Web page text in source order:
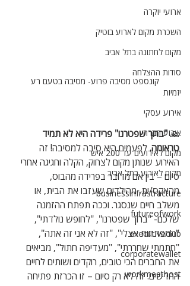
ארועי יוקרה
השכרת מקום לארוע בוטיק
מקום לחתונה בתל אביב
סודות ההצלחה
יזמיות
אירוע עסקי
אירוע חברה
מקום לאירועים עד 200 איש
מקום לאירוע בתל אביב
businessinfrastracture
futureofwork
executiveclub
corporatewallet
workmeethost
קונספט מסיבה פרוע- מסיבה בטעם רע
🙏 "ברוך שפטרנו" פרידה היא לא תמיד
טראומה. לפעמים היא סיבה למסיבה! זה
האירוע שנותן מקום לצחוק, הקלה וחגיגה אחרי
סיום – בין אם מדובר בפרידה מהבוס,
מהאקס/ית, מהילדים שעזבו את הבית, או
משלב חיים שנסגר. וככה תפתח ההזמנה
שלכם- "ברוך שפטרנו", "לחופש נולדתי",
"המפתחות אצלי", "זה לא אני זה אתה",
"חתמתי שחררתי", "מעדיפה חתול", מביאים
את החברים הכי טובים, רוקדים ושותים לחיים
החדשים. זה לא רק סיום – זו הכרזת פתיחה